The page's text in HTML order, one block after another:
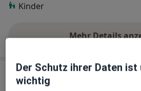
Kinder
Mehr Detailsüber
Leistungen & Kosten
Beliebte Leistungen
Der Schutz ihrer Daten ist
wichtig